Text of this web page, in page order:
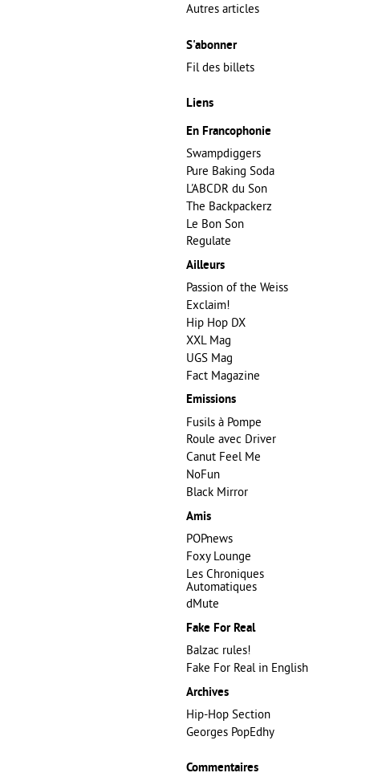
Autres articles
S'abonner
Fil des billets
Liens
En Francophonie
Swampdiggers
Pure Baking Soda
L'ABCDR du Son
The Backpackerz
Le Bon Son
Regulate
Ailleurs
Passion of the Weiss
Exclaim!
Hip Hop DX
XXL Mag
UGS Mag
Fact Magazine
Emissions
Fusils à Pompe
Roule avec Driver
Canut Feel Me
NoFun
Black Mirror
Amis
POPnews
Foxy Lounge
Les Chroniques
Automatiques
dMute
Fake For Real
Balzac rules!
Fake For Real in English
Archives
Hip-Hop Section
Georges PopEdhy
Commentaires